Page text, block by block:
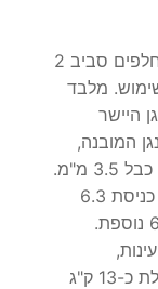
ה-D12 כוללת 2 עיגולי לד בצבעים מתחלפים סביב 2
מלבד
היישר
המובנה,
ולהתחבר לכניסת ה-Line In באמצעות כבל 3.5 מ"מ.
ניתן גם לחבר מיקרופון חוטי באמצעות כניסת 6.3
מ"מ וגיטרה אקוסטית בעזרת כניסת 6.3 נוספת.
בין טעינות,
באמצעות סוללת 12V/12000mA ושוקלת כ-13 ק"ג